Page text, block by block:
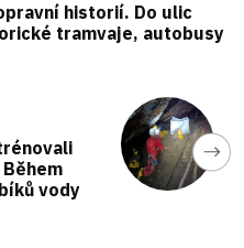
historií. Do ulic
tramvaje, autobusy
vody